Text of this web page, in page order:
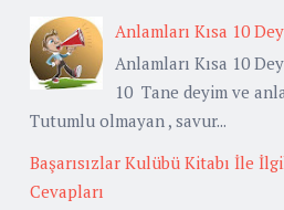
Anlamları Kısa 10
Anlamları Kısa 10
10 Tane deyim ve
Tutumlu olmayan , savur...
Başarısızlar Kulübü Kitabı İle
Cevapları